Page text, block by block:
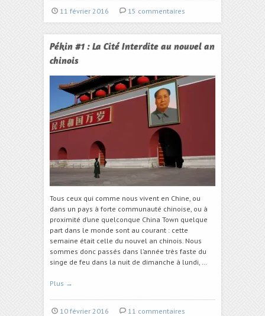
11 février 2016 15 commentaires
Pékin #1 : La Cité Interdite au nouvel an
chinois
Tous ceux qui comme nous vivent en Chine, ou
dans un pays à forte communauté chinoise, ou à
proximité d’une quelconque China Town quelque
part dans le monde sont au courant : cette
semaine était celle du nouvel an chinois. Nous
sommes donc passés dans l’année très faste du
singe de feu dans la nuit de dimanche à lundi, …
Plus →
10 février 2016 11 commentaires